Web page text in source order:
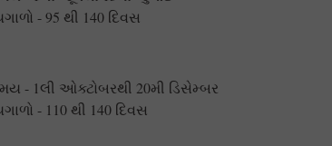
- 95 થી 140 દિવસ
- 1લી ઓક્ટોબરથી 20મી ડિસેમ્બર
- 110 થી 140 દિવસ